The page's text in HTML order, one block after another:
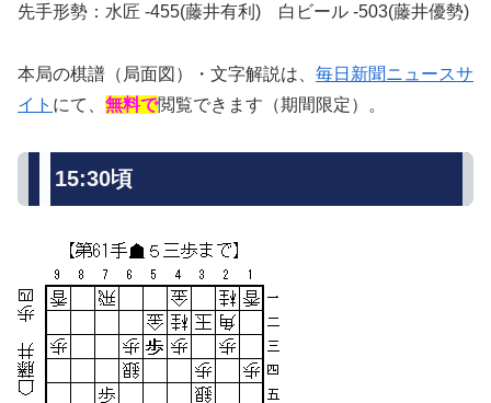
先手形勢：水匠 -455(藤井有利) 白ビール -503(藤井優勢)
本局の棋譜（局面図）・文字解説は、 毎日新聞ニュースサ
イト にて、 無料で閲覧できます（期間限定）。
15:30頃